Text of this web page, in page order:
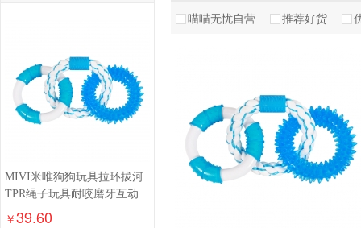
MIVI米唯狗狗玩具拉环拔河
TPR绳子玩具耐咬磨牙互动自
嗨解闷训练
￥39.60
喵喵无忧自营 推荐好货